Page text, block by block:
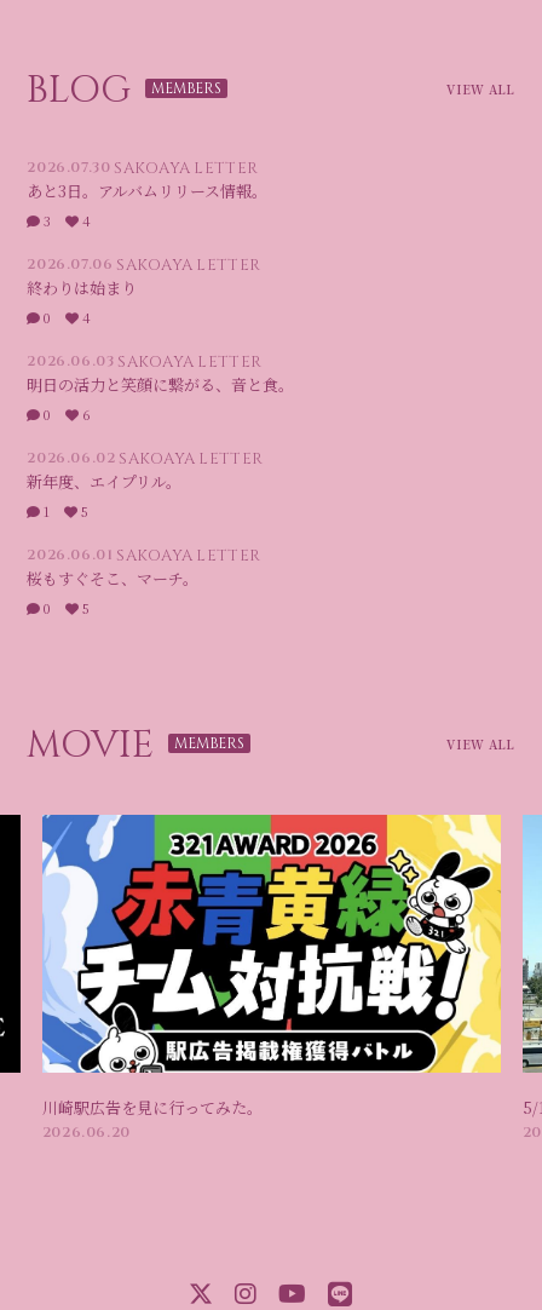
BLOG VIEW ALL
2026.07.30 SAKOAYA LETTER
あと3日。アルバムリリース情報。
3 4
2026.07.06 SAKOAYA LETTER
終わりは始まり
0 4
2026.06.03 SAKOAYA LETTER
明日の活力と笑顔に繋がる、音と食。
0 6
2026.06.02 SAKOAYA LETTER
新年度、エイプリル。
1 5
2026.06.01 SAKOAYA LETTER
桜もすぐそこ、マーチ。
0 5
MOVIE VIEW ALL
川崎駅広告を見に行ってみた。
2026.06.20
5/